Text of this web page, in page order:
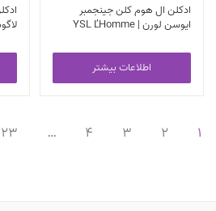
ادکلن ال هوم کلن جینجمبر
ایوسن لورن | YSL L’Homme
اطلاعات بیشتر
1
2
3
4
…
23